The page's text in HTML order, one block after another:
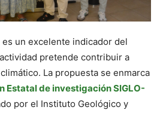
un excelente indicador del
pretende contribuir a
La propuesta se enmarca
Estatal de investigación SIGLO-
por el Instituto Geológico y